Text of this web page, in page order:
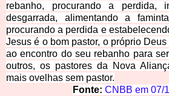
rebanho, procurando a perdida,
desgarrada, alimentando a
procurando a perdida e
Jesus é o bom pastor, o próprio
ao encontro do seu rebanho para
outros, os pastores da Nova
mais ovelhas sem pastor.
Fonte: CNBB em 07/